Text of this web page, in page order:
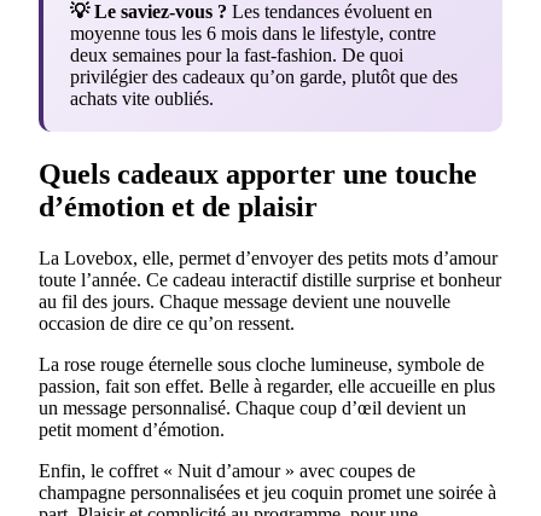
💡 Le saviez-vous ? Les tendances évoluent en
moyenne tous les 6 mois dans le lifestyle, contre
deux semaines pour la fast-fashion. De quoi
privilégier des cadeaux qu’on garde, plutôt que des
achats vite oubliés.
Quels cadeaux apporter une touche
d’émotion et de plaisir
La Lovebox, elle, permet d’envoyer des petits mots d’amour
toute l’année. Ce cadeau interactif distille surprise et bonheur
au fil des jours. Chaque message devient une nouvelle
occasion de dire ce qu’on ressent.
La rose rouge éternelle sous cloche lumineuse, symbole de
passion, fait son effet. Belle à regarder, elle accueille en plus
un message personnalisé. Chaque coup d’œil devient un
petit moment d’émotion.
Enfin, le coffret « Nuit d’amour » avec coupes de
champagne personnalisées et jeu coquin promet une soirée à